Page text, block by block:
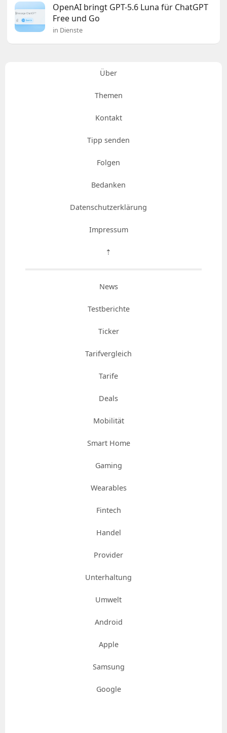
OpenAI bringt GPT-5.6 Luna für ChatGPT
Free und Go
in Dienste
Über
Themen
Kontakt
Tipp senden
Folgen
Bedanken
Datenschutzerklärung
Impressum
⇡
News
Testberichte
Ticker
Tarifvergleich
Tarife
Deals
Mobilität
Smart Home
Gaming
Wearables
Fintech
Handel
Provider
Unterhaltung
Umwelt
Android
Apple
Samsung
Google